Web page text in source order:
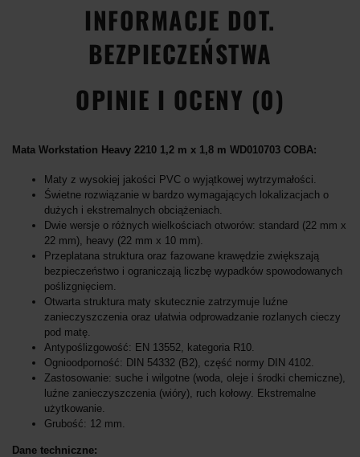
INFORMACJE DOT.
BEZPIECZEŃSTWA
OPINIE I OCENY (0)
Mata Workstation Heavy 2210 1,2 m x 1,8 m WD010703 COBA:
Maty z wysokiej jakości PVC o wyjątkowej wytrzymałości.
Świetne rozwiązanie w bardzo wymagających lokalizacjach o
dużych i ekstremalnych obciążeniach.
Dwie wersje o różnych wielkościach otworów: standard (22 mm x
22 mm), heavy (22 mm x 10 mm).
Przeplatana struktura oraz fazowane krawędzie zwiększają
bezpieczeństwo i ograniczają liczbę wypadków spowodowanych
poślizgnięciem.
Otwarta struktura maty skutecznie zatrzymuje luźne
zanieczyszczenia oraz ułatwia odprowadzanie rozlanych cieczy
pod matę.
Antypoślizgowość: EN 13552, kategoria R10.
Ognioodporność: DIN 54332 (B2), część normy DIN 4102.
Zastosowanie: suche i wilgotne (woda, oleje i środki chemiczne),
luźne zanieczyszczenia (wióry), ruch kołowy. Ekstremalne
użytkowanie.
Grubość: 12 mm.
Dane techniczne: